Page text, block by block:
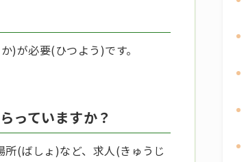
)が必要(ひつよう)です。
っていますか？
(ばしょ)など、求人(きゅうじ